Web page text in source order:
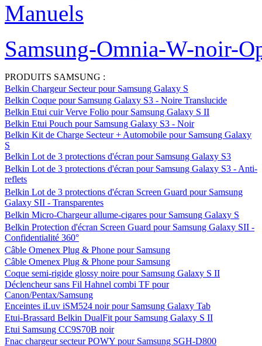
Manuels
Samsung-Omnia-W-noir-
PRODUITS SAMSUNG :
Belkin Chargeur Secteur pour Samsung Galaxy S
Belkin Coque pour Samsung Galaxy S3 - Noire Translucide
Belkin Etui cuir Verve Folio pour Samsung Galaxy S II
Belkin Etui Pouch pour Samsung Galaxy S3 - Noir
Belkin Kit de Charge Secteur + Automobile pour Samsung Galaxy
S
Belkin Lot de 3 protections d'écran pour Samsung Galaxy S3
Belkin Lot de 3 protections d'écran pour Samsung Galaxy S3 - Anti-
reflets
Belkin Lot de 3 protections d'écran Screen Guard pour Samsung
Galaxy SII - Transparentes
Belkin Micro-Chargeur allume-cigares pour Samsung Galaxy S
Belkin Protection d'écran Screen Guard pour Samsung Galaxy SII -
Confidentialité 360°
Câble Omenex Plug & Phone pour Samsung
Câble Omenex Plug & Phone pour Samsung
Coque semi-rigide glossy noire pour Samsung Galaxy S II
Déclencheur sans Fil Hahnel combi TF pour
Canon/Pentax/Samsung
Enceintes iLuv iSM524 noir pour Samsung Galaxy Tab
Etui-Brassard Belkin DualFit pour Samsung Galaxy S II
Etui Samsung CC9S70B noir
Fnac chargeur secteur POWY pour Samsung SGH-D800